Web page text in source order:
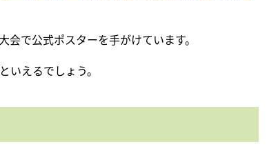
で公式ポスターを手がけています。
いえるでしょう。